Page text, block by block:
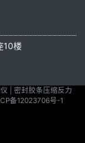
10楼
| 密封胶条压缩反力
备12023706号-1